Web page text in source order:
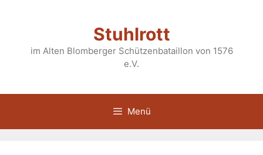
Stuhlrott
im Alten Blomberger Schützenbataillon von 1576
e.V.
Menü